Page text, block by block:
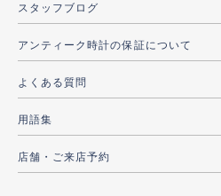
スタッフブログ
アンティーク時計の保証について
よくある質問
用語集
店舗・ご来店予約